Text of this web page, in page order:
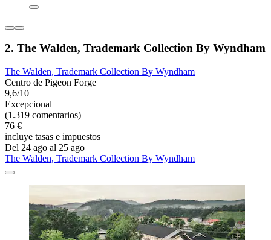
2. The Walden, Trademark Collection By Wyndham
The Walden, Trademark Collection By Wyndham
Centro de Pigeon Forge
9,6/10
Excepcional
(1.319 comentarios)
76 €
incluye tasas e impuestos
Del 24 ago al 25 ago
The Walden, Trademark Collection By Wyndham